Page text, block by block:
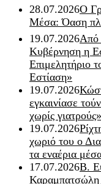
28.07.2026Ο
Μέσα: Όαση
19.07.2026Από
Κυβέρνηση η
Επιμελητήριο
Εστίαση»
19.07.2026
εγκαινίασε
χωρίς γιατρούς»
19.07.2026
χωριό του ο
τα εναέρια
17.07.2026Β.